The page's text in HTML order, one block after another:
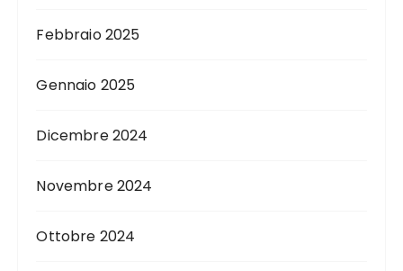
Febbraio 2025
Gennaio 2025
Dicembre 2024
Novembre 2024
Ottobre 2024